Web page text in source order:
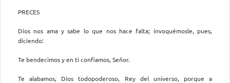
PRECES
Dios nos ama y sabe lo que nos hace falta; invoquémosle, pues,
diciendo:
Te bendecimos y en ti confiamos, Señor.
Te alabamos, Dios todopoderoso, Rey del universo, porque a